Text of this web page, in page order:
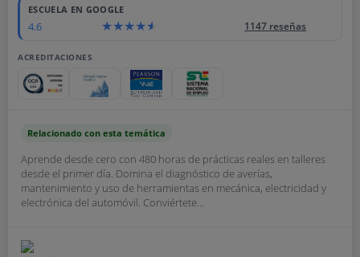
ESCUELA EN GOOGLE
4.6 1147 reseñas
ACREDITACIONES
Relacionado con esta temática
Aprende desde cero con 480 horas de prácticas reales en talleres
desde el primer día. Domina el diagnóstico de averías,
mantenimiento y uso de herramientas en mecánica, electricidad y
electrónica del automóvil. Conviértete...